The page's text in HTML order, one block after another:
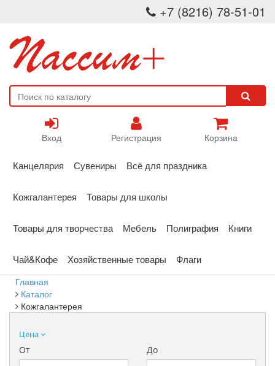
+7 (8216) 78-51-01
Вход Регистрация Корзина
Канцелярия Сувениры Всё для праздника
Кожгалантерея Товары для школы
Товары для творчества Мебель Полиграфия Книги
Чай&Кофе Хозяйственные товары Флаги
Главная
Каталог
Кожгалантерея
Цена
От До